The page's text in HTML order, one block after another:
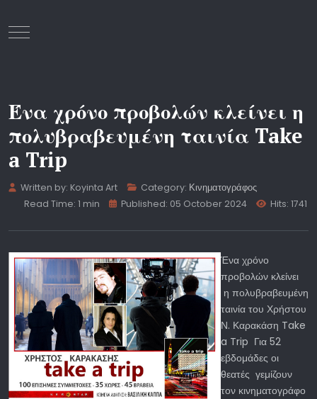
Mobile Menu Toggle
Ένα χρόνο προβολών κλείνει η
πολυβραβευμένη ταινία Take
a Trip
Written by: Koyinta Art Category: Κινηματογράφος
Read Time: 1 min
Published: 05 October 2024 Hits: 1741
Ένα χρόνο
προβολών κλείνει
η πολυβραβευμένη
ταινία του Χρήστου
Ν. Καρακάση Take
a Trip Για 52
εβδομάδες οι
θεατές γεμίζουν
τον κινηματογράφο